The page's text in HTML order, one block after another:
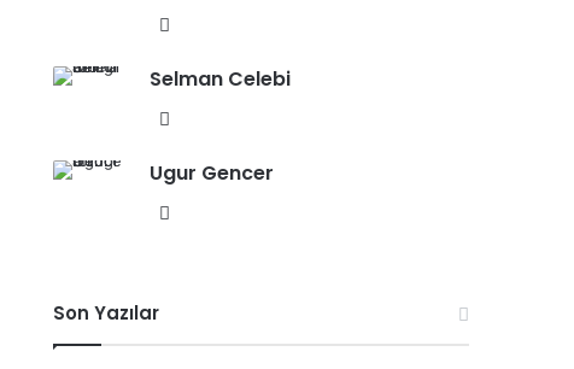
sit
Selman Celebi
sit
Ugur Gencer
Son Yazılar